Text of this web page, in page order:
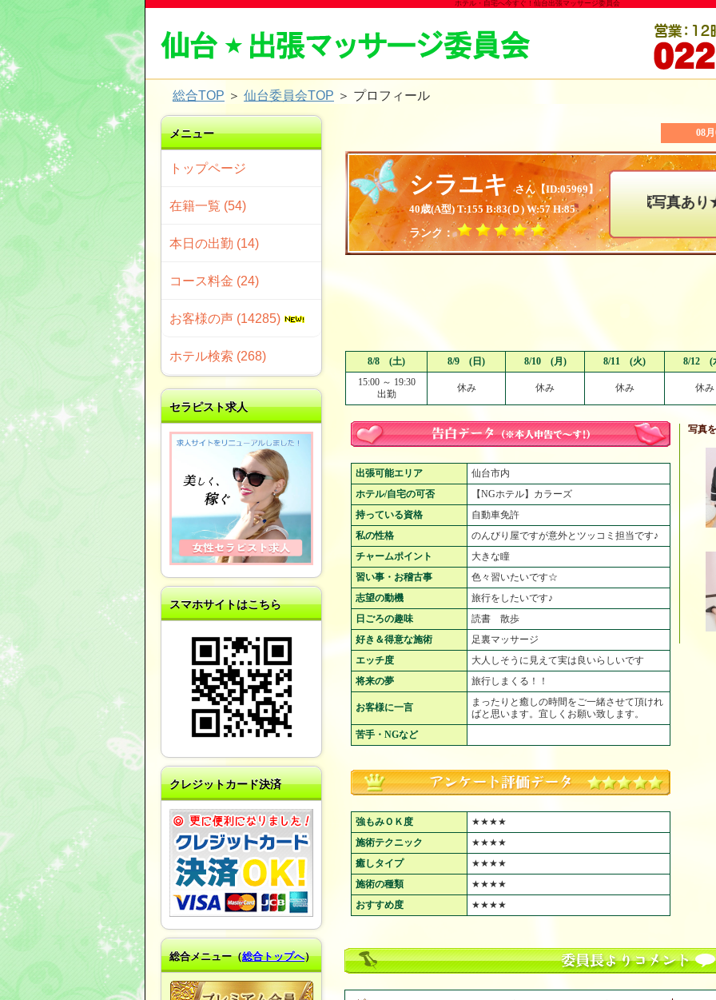
ホテル・自宅へ今すぐ！仙台出張マッサージ委員会
総合TOP ＞ 仙台委員会TOP ＞ プロフィール
メニュー
トップページ
在籍一覧 (54)
本日の出勤 (14)
コース料金 (24)
お客様の声 (14285)
ホテル検索 (268)
セラピスト求人
スマホサイトはこちら
クレジットカード決済
総合メニュー（総合トップへ）
08
シラユキさん【ID:05969】
40歳(A型) T:155 B:83(Ｄ) W:57 H:85
ランク：
★秘蔵写真あり★色白ス
8/8 (土) 8/9 (日) 8/10 (月) 8/11 (火)
8/12 (
15:00 ～ 19:30
出勤
休み 休み 休み 休み
出張可能エリア
仙台市内
ホテル/自宅の可否
【NGホテル】カラーズ
持っている資格
自動車免許
私の性格
のんびり屋ですが意外とツッコミ担当です♪
チャームポイント
大きな瞳
習い事・お稽古事
色々習いたいです☆
志望の動機
旅行をしたいです♪
日ごろの趣味
読書 散歩
好き＆得意な施術
足裏マッサージ
エッチ度
大人しそうに見えて実は良いらしいです
将来の夢
旅行しまくる！！
お客様に一言
まったりと癒しの時間をご一緒させて頂けれ
ばと思います。宜しくお願い致します。
苦手・NGなど
強もみＯＫ度
★★★★
施術テクニック
★★★★
癒しタイプ
★★★★
施術の種類
★★★★
おすすめ度
★★★★
写真